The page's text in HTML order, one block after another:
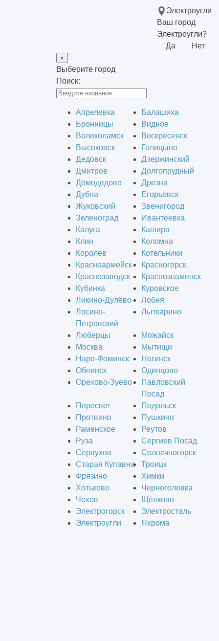
Электроугли
Ваш город
Электроугли?
Да
Нет
×
Выберите город
Поиск:
Апрелевка
Балашиха
Бронницы
Видное
Волоколамск
Воскресенск
Высоковск
Голицыно
Дедовск
Дзержинский
Дмитров
Долгопрудный
Домодедово
Дрезна
Дубна
Егорьевск
Жуковский
Звенигород
Зеленоград
Ивантеевка
Калуга
Кашира
Клин
Коломна
Королев
Котельники
Красноармейск
Красногорск
Краснозаводск
Краснознаменск
Кубинка
Куровское
Ликино-Дулёво
Лобня
Лосино-
Петровский
Лыткарино
Люберцы
Можайск
Москва
Мытищи
Наро-Фоминск
Ногинск
Обнинск
Одинцово
Орехово-Зуево
Павловский
Посад
Пересвет
Подольск
Протвино
Пушкино
Раменское
Реутов
Руза
Сергиев Посад
Серпухов
Солнечногорск
Старая Купавна
Троицк
Фрязино
Химки
Хотьково
Черноголовка
Чехов
Щёлково
Электрогорск
Электросталь
Электроугли
Яхрома